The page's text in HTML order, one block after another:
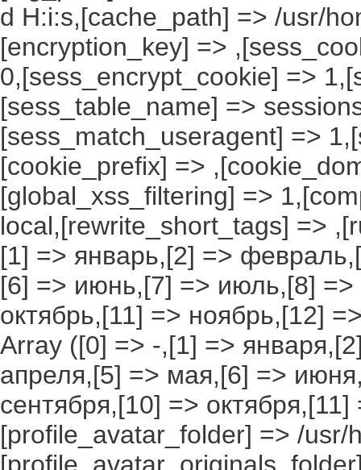
d H:i:s,[cache_path] => /usr/
[encryption_key] =>
0,[sess_encrypt_cookie] =>
[sess_table_name] =>
[sess_match_useragent] =>
[cookie_prefix] =>
[global_xss_filtering] =>
local,[rewrite_short_tags] =>
[1] => январь,[2] =>
[6] => июнь,[7] => июль,[8] =>
октябрь,[11] => ноябрь,[12]
Array ([0] => -,[1] =>
апреля,[5] => мая,[6] =>
сентября,[10] =>
[profile_avatar_folder] => /